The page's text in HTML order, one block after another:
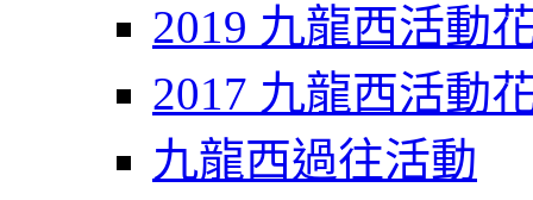
2019 九龍西活動
2017 九龍西活動
九龍西過往活動